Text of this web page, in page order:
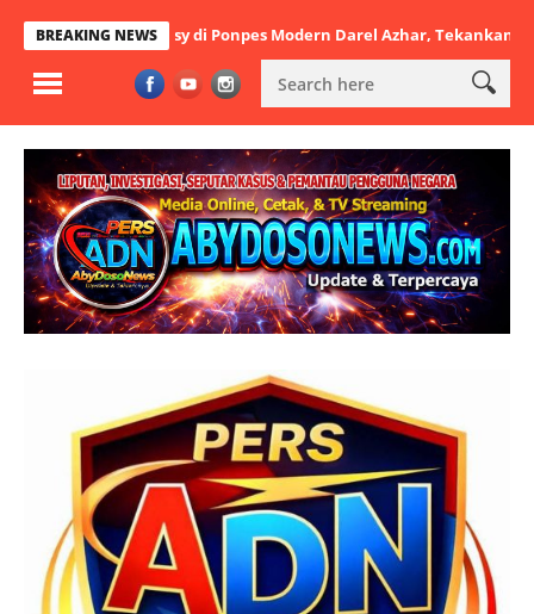
BREAKING NEWS
Arsy di Ponpes Modern Darel Azhar, Tekankan Pentingnya